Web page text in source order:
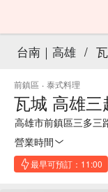
台南｜高雄 /
前鎮區 · 泰式料理
瓦城 高雄三
高雄市前鎮區三多三
營業時間
最早可預訂：11:00